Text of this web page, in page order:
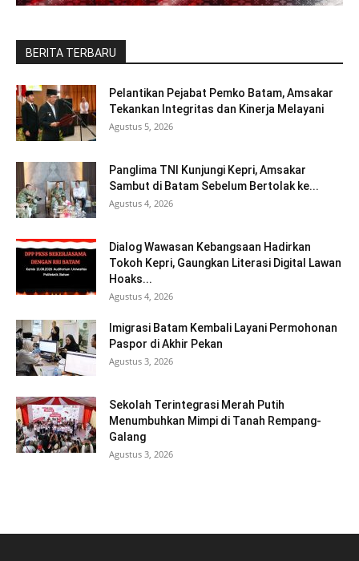
BERITA TERBARU
Pelantikan Pejabat Pemko Batam, Amsakar
Tekankan Integritas dan Kinerja Melayani
Agustus 5, 2026
Panglima TNI Kunjungi Kepri, Amsakar
Sambut di Batam Sebelum Bertolak ke...
Agustus 4, 2026
Dialog Wawasan Kebangsaan Hadirkan
Tokoh Kepri, Gaungkan Literasi Digital Lawan
Hoaks...
Agustus 4, 2026
Imigrasi Batam Kembali Layani Permohonan
Paspor di Akhir Pekan
Agustus 3, 2026
Sekolah Terintegrasi Merah Putih
Menumbuhkan Mimpi di Tanah Rempang-
Galang
Agustus 3, 2026